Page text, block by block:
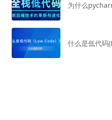
为什么
什么是低代码